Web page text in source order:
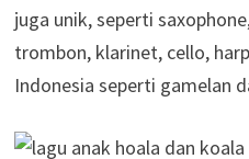
juga unik, seperti
trombon, klarinet, cello,
Indonesia seperti gamelan